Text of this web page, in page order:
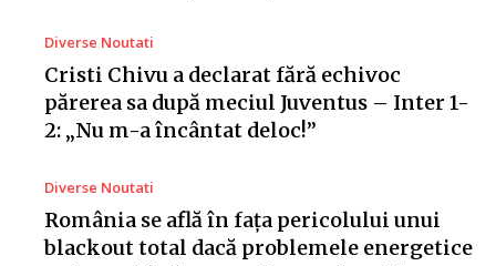
Diverse Noutati
Cristi Chivu a declarat fără echivoc
părerea sa după meciul Juventus – Inter 1-
2: „Nu m-a încântat deloc!”
Diverse Noutati
România se află în fața pericolului unui
blackout total dacă problemele energetice